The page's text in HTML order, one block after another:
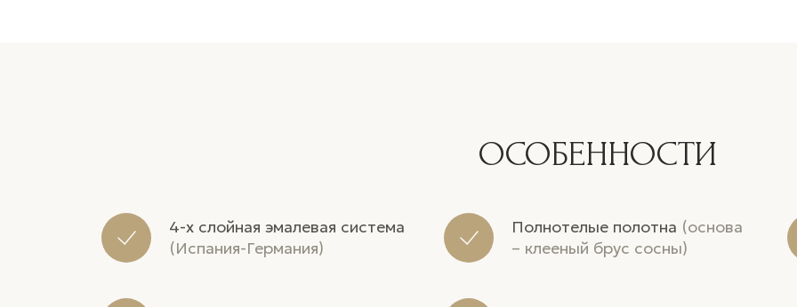
ОСОБЕННОСТИ
4-х слойная эмалевая система
(Испания-Германия)
Полнотелые полотна (основа
– клееный брус сосны)